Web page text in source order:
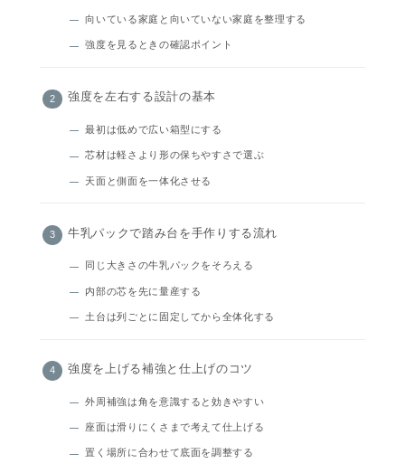
向いている家庭と向いていない家庭を整理する
強度を見るときの確認ポイント
強度を左右する設計の基本
最初は低めで広い箱型にする
芯材は軽さより形の保ちやすさで選ぶ
天面と側面を一体化させる
牛乳パックで踏み台を手作りする流れ
同じ大きさの牛乳パックをそろえる
内部の芯を先に量産する
土台は列ごとに固定してから全体化する
強度を上げる補強と仕上げのコツ
外周補強は角を意識すると効きやすい
座面は滑りにくさまで考えて仕上げる
置く場所に合わせて底面を調整する